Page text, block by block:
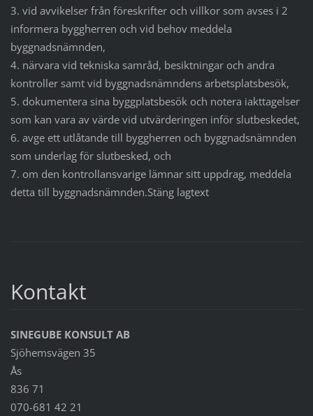
3. vid avvikelser från föreskrifter och villkor som avses i 2
informera byggherren och vid behov meddela
byggnadsnämnden,
4. närvara vid tekniska samråd, besiktningar och andra
kontroller samt vid byggnadsnämndens arbetsplatsbesök,
5. dokumentera sina byggplatsbesök och notera iakttagelser
som kan vara av värde vid utvärderingen inför slutbeskedet,
6. avge ett utlåtande till byggherren och byggnadsnämnden
som underlag för slutbesked, och
7. om den kontrollansvarige lämnar sitt uppdrag, meddela
detta till byggnadsnämnden.Stäng lagtext
Kontakt
SINEGUBE KONSULT AB
Sjöhemsvägen 35
Ås
836 71
070-681 42 21